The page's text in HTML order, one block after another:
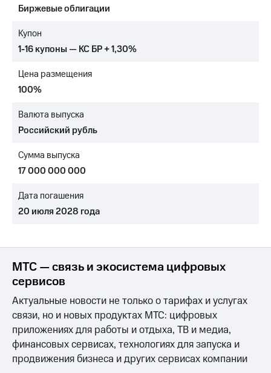
Достижения
Интервью
отчетность
Контакты
Новости
в
и акционерам
Корпоративное
Корпоративный
секретарь
Раскрытие
информации
Информация
акционерам
Документы
ПАО
"МТС"
Собрания
акционеров
Биржевые облигации
Купон
1-16 купоны — КС БР + 1,30%
Цена размещения
100%
Валюта выпуска
Российский рубль
Сумма выпуска
17 000 000 000
Дата погашения
20 июля 2028 года
МТС — связь и экосистема цифровых
сервисов
Актуальные новости не только о тарифах и услугах
связи, но и новых продуктах МТС: цифровых
приложениях для работы и отдыха, ТВ и медиа,
финансовых сервисах, технологиях для запуска и
продвижения бизнеса и других сервисах компании